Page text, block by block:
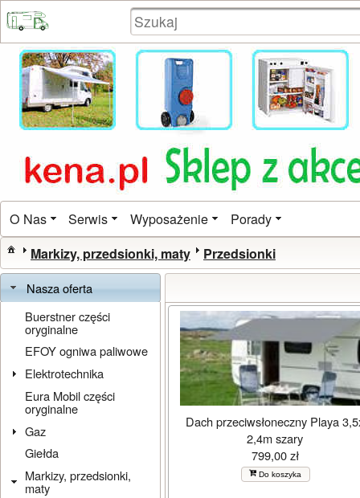
O Nas Serwis Wyposażenie Porady
Markizy, przedsionki, maty Przedsionki
Nasza oferta
Buerstner części
oryginalne
EFOY ogniwa paliwowe
Elektrotechnika
Eura Mobil części
oryginalne
Gaz
Giełda
Markizy, przedsionki,
maty
Dach przeciwsłoneczny Playa
2,4m szary
799,00 zł
Do koszyka